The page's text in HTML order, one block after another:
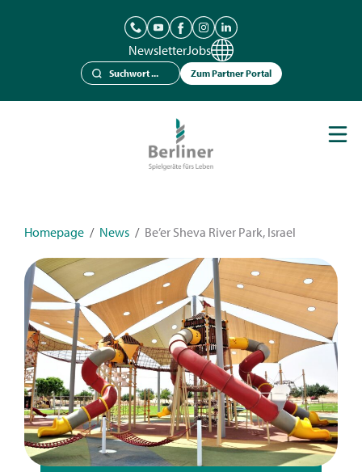
NewsletterJobs
Zum Partner Portal
News
Kontakt
Homepage / News / Be’er Sheva River Park, Israel